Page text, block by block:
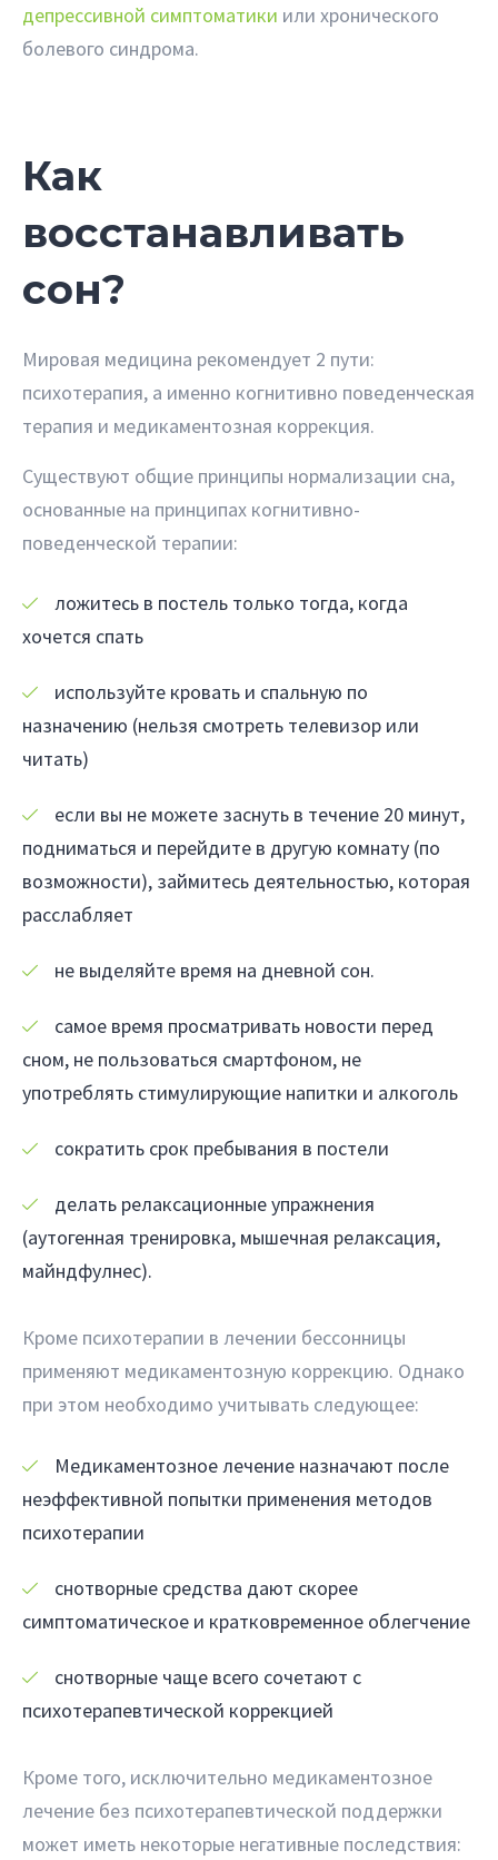
депрессивной симптоматики или хронического
болевого синдрома.
Как
восстанавливать
сон?
Мировая медицина рекомендует 2 пути:
психотерапия, а именно когнитивно поведенческая
терапия и медикаментозная коррекция.
Существуют общие принципы нормализации сна,
основанные на принципах когнитивно-
поведенческой терапии:
ложитесь в постель только тогда, когда
хочется спать
используйте кровать и спальную по
назначению (нельзя смотреть телевизор или
читать)
если вы не можете заснуть в течение 20 минут,
подниматься и перейдите в другую комнату (по
возможности), займитесь деятельностью, которая
расслабляет
не выделяйте время на дневной сон.
самое время просматривать новости перед
сном, не пользоваться смартфоном, не
употреблять стимулирующие напитки и алкоголь
сократить срок пребывания в постели
делать релаксационные упражнения
(аутогенная тренировка, мышечная релаксация,
майндфулнес).
Кроме психотерапии в лечении бессонницы
применяют медикаментозную коррекцию. Однако
при этом необходимо учитывать следующее:
Медикаментозное лечение назначают после
неэффективной попытки применения методов
психотерапии
снотворные средства дают скорее
симптоматическое и кратковременное облегчение
снотворные чаще всего сочетают с
психотерапевтической коррекцией
Кроме того, исключительно медикаментозное
лечение без психотерапевтической поддержки
может иметь некоторые негативные последствия: